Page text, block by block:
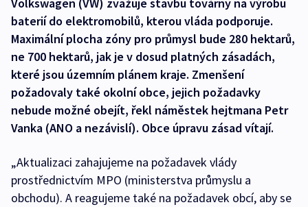
Volkswagen (VW) zvažuje stavbu továrny na výrobu
baterií do elektromobilů, kterou vláda podporuje.
Maximální plocha zóny pro průmysl bude 280 hektarů,
ne 700 hektarů, jak je v dosud platných zásadách,
které jsou územním plánem kraje. Zmenšení
požadovaly také okolní obce, jejich požadavky
nebude možné obejít, řekl náměstek hejtmana Petr
Vanka (ANO a nezávislí). Obce úpravu zásad vítají.
„Aktualizaci zahajujeme na požadavek vlády
prostřednictvím MPO (ministerstva průmyslu a
obchodu). A reagujeme také na požadavek obcí, aby se